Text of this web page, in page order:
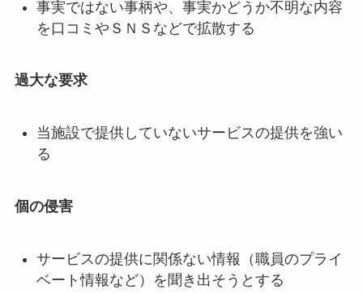
事実ではない事柄や、事実かどうか不明な内容
を口コミやＳＮＳなどで拡散する
過大な要求
当施設で提供していないサービスの提供を強い
る
個の侵害
サービスの提供に関係ない情報（職員のプライ
ベート情報など）を聞き出そうとする